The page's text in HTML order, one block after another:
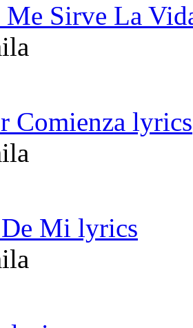
Me Sirve La
Comienza lyrics
Mi lyrics